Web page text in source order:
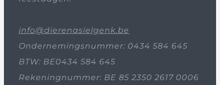
info@dierenasielgenk.be
Ondernemingsnummer: 0434 584 645
BTW: BE0434 584 645
Rekeningnummer: BE 85 2350 2617 0006